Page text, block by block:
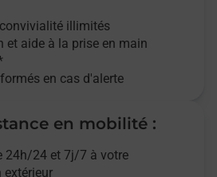
illimités
et aide à la prise en main
en cas d'alerte
en mobilité :
24h/24 et 7j/7 à votre
extérieur